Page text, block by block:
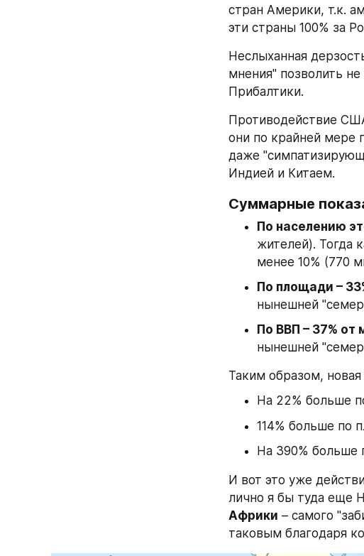
стран Америки, т.к.
эти страны 100% за
Неслыханная
мнения" позволить
Прибалтики.
Противодействие
они по крайней мере
даже
Индией и Китаем.
Суммарные
По населению
жителей). Тогда
менее 10% (770
По площади –
нынешней
По ВВП – 37% от
нынешней
Таким образом, новая
На 22% больше
114% больше по
На 390% больше
И вот это уже
Африки – самого
таковым благодаря